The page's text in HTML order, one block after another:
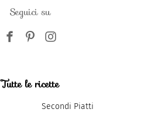
Seguici su
Tutte le ricette
Secondi Piatti